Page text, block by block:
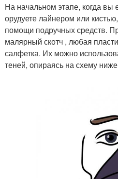
На начальном этапе, когда
орудуете лайнером или
помощи подручных средств.
малярный скотч , любая
салфетка. Их можно
теней, опираясь на схему